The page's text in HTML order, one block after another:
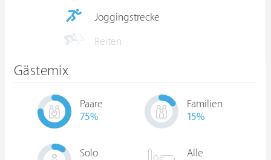
Joggingstrecke
Reiten
Gästemix
Paare
75%
Familien
15%
Solo Alle